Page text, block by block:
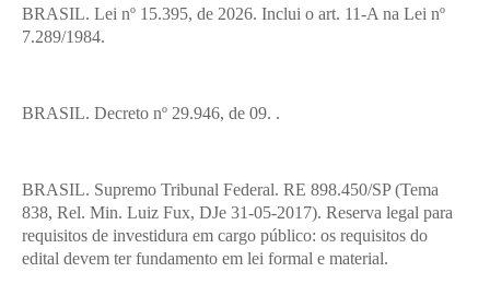
BRASIL. Lei nº 15.395, de 2026. Inclui o art. 11-A na Lei nº
7.289/1984.
BRASIL. Decreto nº 29.946, de 09. .
BRASIL. Supremo Tribunal Federal. RE 898.450/SP (Tema
838, Rel. Min. Luiz Fux, DJe 31-05-2017). Reserva legal para
requisitos de investidura em cargo público: os requisitos do
edital devem ter fundamento em lei formal e material.